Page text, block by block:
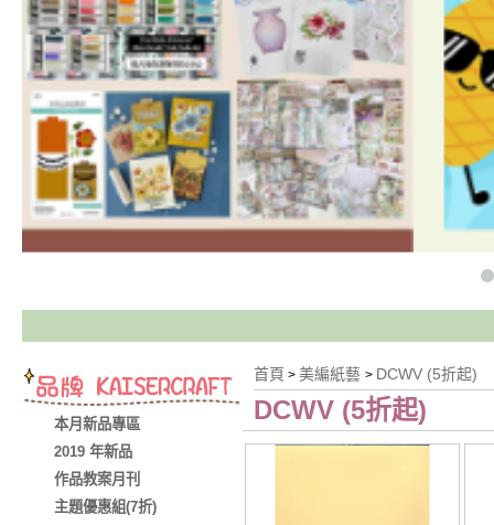
本月新品專區
2019 年新品
作品教案月刊
主題優惠組(7折)
首頁 > 美編紙藝 > DCWV (5折起)
DCWV (5折起)